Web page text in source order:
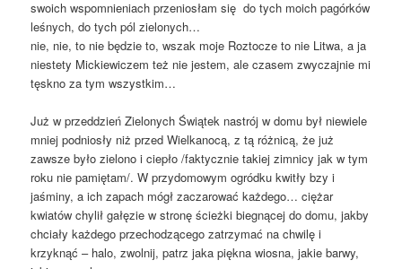
swoich wspomnieniach przeniosłam się do tych moich pagórków
leśnych, do tych pól zielonych…
nie, nie, to nie będzie to, wszak moje Roztocze to nie Litwa, a ja
niestety Mickiewiczem też nie jestem, ale czasem zwyczajnie mi
tęskno za tym wszystkim…
Już w przeddzień Zielonych Świątek nastrój w domu był niewiele
mniej podniosły niż przed Wielkanocą, z tą różnicą, że już
zawsze było zielono i ciepło /faktycznie takiej zimnicy jak w tym
roku nie pamiętam/. W przydomowym ogródku kwitły bzy i
jaśminy, a ich zapach mógł zaczarować każdego… ciężar
kwiatów chylił gałęzie w stronę ścieżki biegnącej do domu, jakby
chciały każdego przechodzącego zatrzymać na chwilę i
krzyknąć – halo, zwolnij, patrz jaka piękna wiosna, jakie barwy,